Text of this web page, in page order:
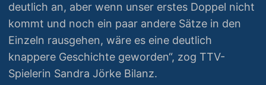
deutlich an, aber wenn unser erstes Doppel nicht
kommt und noch ein paar andere Sätze in den
Einzeln rausgehen, wäre es eine deutlich
knappere Geschichte geworden“, zog TTV-
Spielerin Sandra Jörke Bilanz.